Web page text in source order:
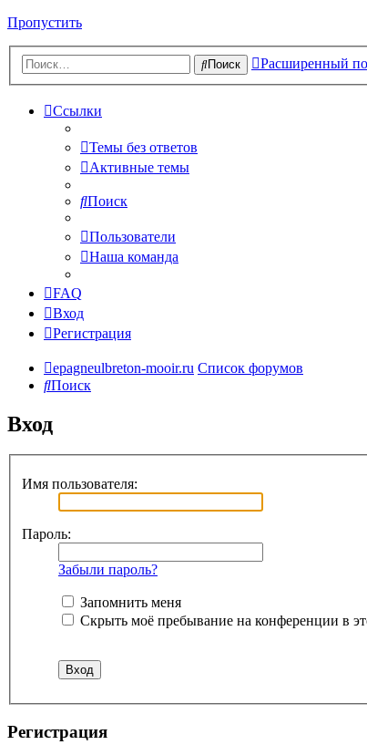
Пропустить
Поиск Расширенный
Ссылки
Темы без ответов
Активные темы
Поиск
Пользователи
Наша команда
FAQ
Вход
Регистрация
epagneulbreton-mooir.ru Список форумов
Поиск
Вход
Имя пользователя:
Пароль:
Забыли пароль?
Запомнить меня
Скрыть моё пребывание на конференции в
Регистрация